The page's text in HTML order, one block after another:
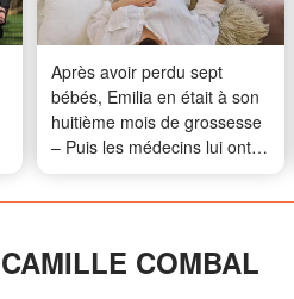
Après avoir perdu sept
bébés, Emilia en était à son
huitième mois de grossesse
– Puis les médecins lui ont
imposé un choix déchirant
COMBAL